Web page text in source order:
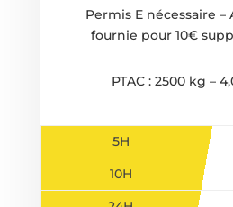
Permis E nécessaire –
fournie pour 10€
PTAC : 2500 kg –
5H
10H